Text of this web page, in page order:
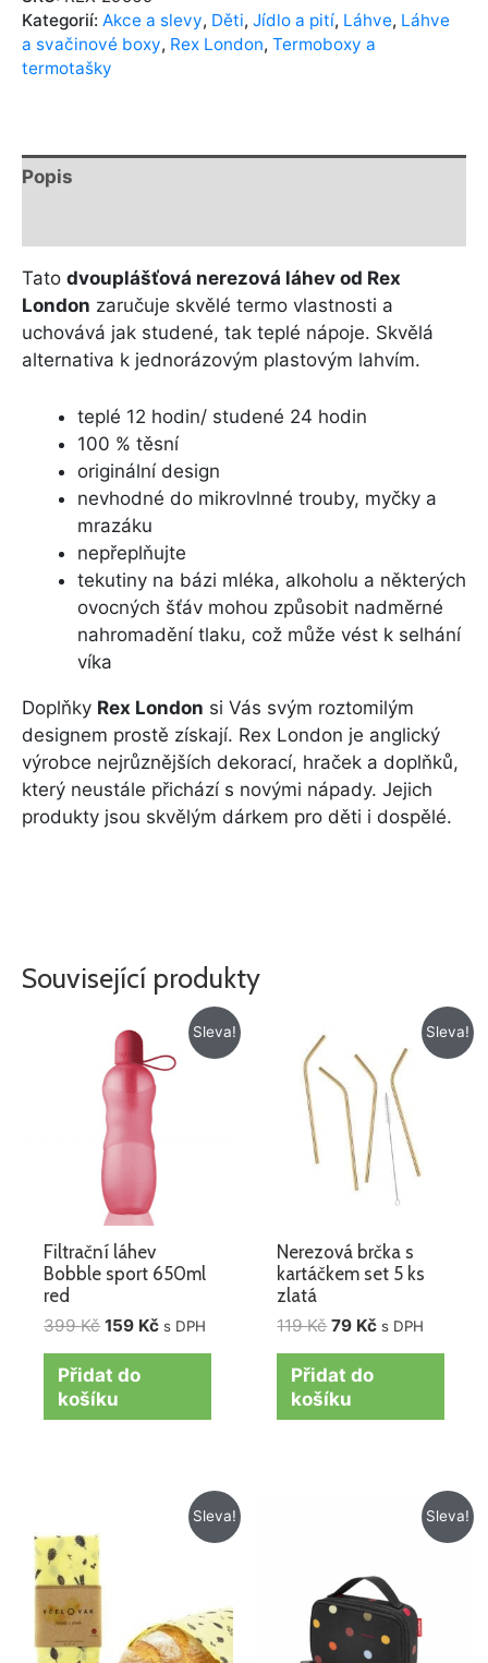
Kategorií: Akce a slevy, Děti, Jídlo a pití, Láhve, Láhve
a svačinové boxy, Rex London, Termoboxy a
termotašky
Popis
Tato dvouplášťová nerezová láhev od Rex
London zaručuje skvělé termo vlastnosti a
uchovává jak studené, tak teplé nápoje. Skvělá
alternativa k jednorázovým plastovým lahvím.
teplé 12 hodin/ studené 24 hodin
100 % těsní
originální design
nevhodné do mikrovlnné trouby, myčky a
mrazáku
nepřeplňujte
tekutiny na bázi mléka, alkoholu a některých
ovocných šťáv mohou způsobit nadměrné
nahromadění tlaku, což může vést k selhání
víka
Doplňky Rex London si Vás svým roztomilým
designem prostě získají. Rex London je anglický
výrobce nejrůznějších dekorací, hraček a doplňků,
který neustále přichází s novými nápady. Jejich
produkty jsou skvělým dárkem pro děti i dospělé.
Související produkty
Sleva!
Filtrační láhev
Bobble sport 650ml
red
399Kč
cena
byla:
399 Kč.
159 Kč
Aktuální
cena
je:
s DPH
Přidat do
košíku
Sleva!
Nerezová brčka s
kartáčkem set 5 ks
zlatá
119Kč
byla:
119 Kč.
79 Kč
Aktuální
cena
je:
79 Kč.
s DPH
Přidat do
košíku
Sleva!
Aktuální
cena
Sleva!
Aktuální
cena